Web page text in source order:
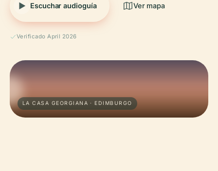
Escuchar audioguía Ver mapa
Verificado April 2026
LA CASA GEORGIANA · EDIMBURGO